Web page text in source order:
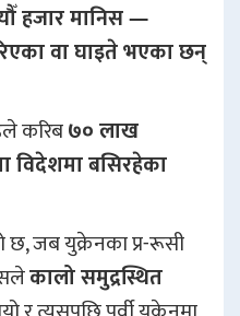
हजार मानिस —
वा घाइते भएका छन्
करिब७० लाख
विदेशमा बसिरहेका
छ, जब युक्रेनका प्र-रूसी
कालो समुद्रस्थित